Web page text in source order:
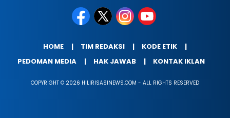
HOME TIM REDAKSI
KODE ETIK
PEDOMAN MEDIA
HAK JAWAB KONTAK IKLAN
COPYRIGHT © 2026 HILIRISASINEWS.COM - ALL RIGHTS RESERVED